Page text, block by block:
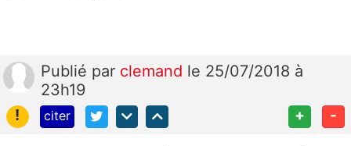
Publié par clemand le 25/07/2018 à
23h19
!
citer + -